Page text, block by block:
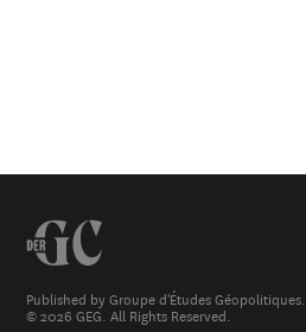
Published by Groupe d'Études Géopolitiques.
© 2026 GEG. All Rights Reserved.